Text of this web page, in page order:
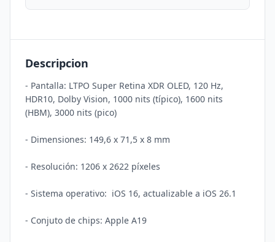
Descripcion
- Pantalla: LTPO Super Retina XDR OLED, 120 Hz,
HDR10, Dolby Vision, 1000 nits (típico), 1600 nits
(HBM), 3000 nits (pico)
- Dimensiones: 149,6 x 71,5 x 8 mm
- Resolución: 1206 x 2622 píxeles
- Sistema operativo:  iOS 16, actualizable a iOS 26.1
- Conjuto de chips: Apple A19